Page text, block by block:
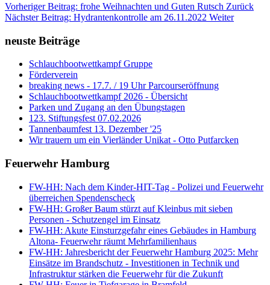
Vorheriger Beitrag: frohe Weihnachten und Guten Rutsch Zurück
Nächster Beitrag: Hydrantenkontrolle am 26.11.2022 Weiter
neuste Beiträge
Schlauchbootwettkampf Gruppe
Förderverein
breaking news - 17.7. / 19 Uhr Parcourseröffnung
Schlauchbootwettkampf 2026 - Übersicht
Parken und Zugang an den Übungstagen
123. Stiftungsfest 07.02.2026
Tannenbaumfest 13. Dezember '25
Wir trauern um ein Vierländer Unikat - Otto Putfarcken
Feuerwehr Hamburg
FW-HH: Nach dem Kinder-HIT-Tag - Polizei und Feuerwehr
überreichen Spendenscheck
FW-HH: Großer Baum stürzt auf Kleinbus mit sieben
Personen - Schutzengel im Einsatz
FW-HH: Akute Einsturzgefahr eines Gebäudes in Hamburg
Altona- Feuerwehr räumt Mehrfamilienhaus
FW-HH: Jahresbericht der Feuerwehr Hamburg 2025: Mehr
Einsätze im Brandschutz - Investitionen in Technik und
Infrastruktur stärken die Feuerwehr für die Zukunft